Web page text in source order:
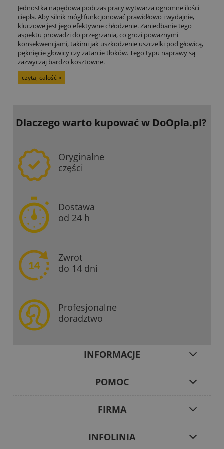
Jednostka napędowa podczas pracy wytwarza ogromne ilości
ciepła. Aby silnik mógł funkcjonować prawidłowo i wydajnie,
kluczowe jest jego efektywne chłodzenie. Zaniedbanie tego
aspektu prowadzi do przegrzania, co grozi poważnymi
konsekwencjami, takimi jak uszkodzenie uszczelki pod głowicą,
pęknięcie głowicy czy zatarcie tłoków. Tego typu naprawy są
zazwyczaj bardzo kosztowne.
czytaj całość »
Dlaczego warto kupowaćw DoOpla.pl?
Oryginalne
części
Dostawa
od 24 h
Zwrot
do 14 dni
Profesjonalne
doradztwo
INFORMACJE
POMOC
FIRMA
INFOLINIA